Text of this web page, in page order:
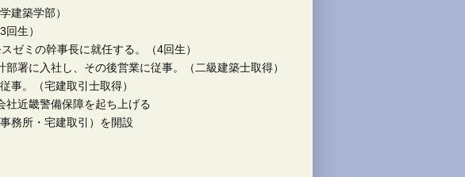
建築学部）
生）
ゼミの幹事長に就任する。（4回生）
署に入社し、その後営業に従事。（二級建築士取得）
事。（宅建取引士取得）
社近畿警備保障を起ち上げる
務所・宅建取引）を開設